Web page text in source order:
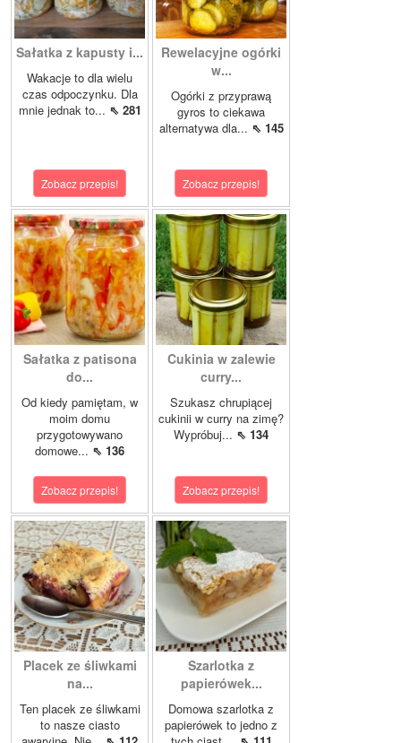
Sałatka z kapusty i...
Wakacje to dla wielu
czas odpoczynku. Dla
mnie jednak to... ⇖ 281
Zobacz przepis!
Rewelacyjne ogórki
w...
Ogórki z przyprawą
gyros to ciekawa
alternatywa dla... ⇖ 145
Zobacz przepis!
Sałatka z patisona
do...
Od kiedy pamiętam, w
moim domu
przygotowywano
domowe... ⇖ 136
Zobacz przepis!
Cukinia w zalewie
curry...
Szukasz chrupiącej
cukinii w curry na zimę?
Wypróbuj... ⇖ 134
Zobacz przepis!
Placek ze śliwkami
na...
Ten placek ze śliwkami
to nasze ciasto
Szarlotka z
papierówek...
Domowa szarlotka z
papierówek to jedno z